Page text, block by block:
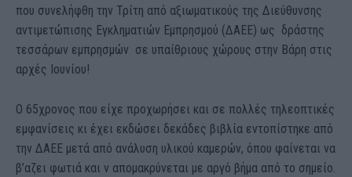
που συνελήφθη την Τρίτη από αξιωματικούς της Διεύθυνσης
αντιμετώπισης Εγκληματιών Εμπρησμού (ΔΑΕΕ) ως δράστης
τεσσάρων εμπρησμών σε υπαίθριους χώρους στην Βάρη στις
αρχές Ιουνίου!
Ο 65χρονος που είχε προχωρήσει και σε πολλές τηλεοπτικές
εμφανίσεις κι έχει εκδώσει δεκάδες βιβλία εντοπίστηκε από
την ΔΑΕΕ μετά από ανάλυση υλικού καμερών, όπου φαίνεται να
β’αζει φωτιά και ν απομακρύνεται με αργό βήμα από το σημείο.